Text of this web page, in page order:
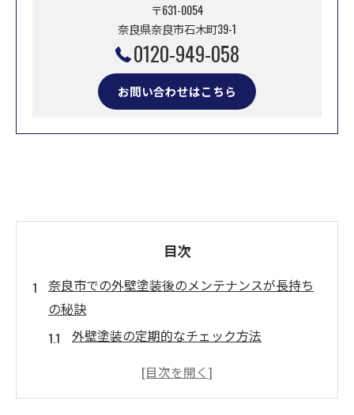
〒631-0054
奈良県奈良市石木町39-1
0120-949-058
お問い合わせはこちら
目次
奈良市での外壁塗装後のメンテナンスが長持ち
の秘訣
外壁塗装の定期的なチェック方法
塗装の劣化を防ぐための日常的な注意点